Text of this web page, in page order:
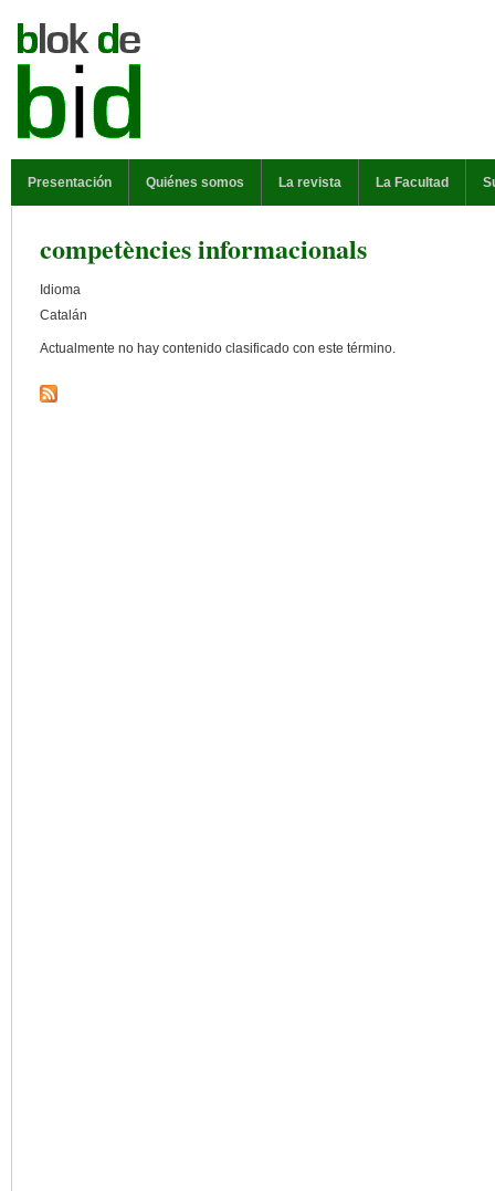
Presentación Quiénes somos La revista La Facultad
competències informacionals
Idioma
Catalán
Actualmente no hay contenido clasificado con este término.